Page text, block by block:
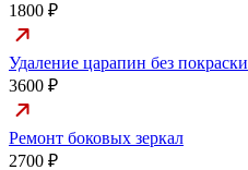
1800 ₽
Удаление царапин без покраски
3600 ₽
Ремонт боковых зеркал
2700 ₽